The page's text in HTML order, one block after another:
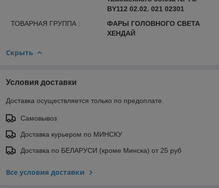
BY112 02.02. 021 02301
ТОВАРНАЯ ГРУППА :
ФАРЫ ГОЛОВНОГО СВЕТА
ХЕНДАЙ
Скрыть
Условия доставки
Доставка осуществляется только по предоплате.
Самовывоз
Доставка курьером по МИНСКУ
Доставка по БЕЛАРУСИ (кроме Минска) от 25 руб
Все условия доставки